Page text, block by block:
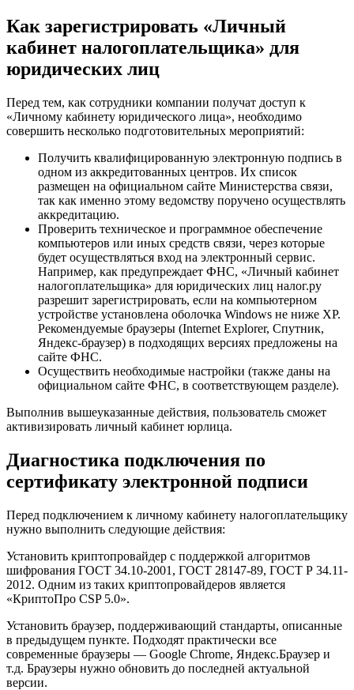
Как зарегистрировать «Личный
кабинет налогоплательщика» для
юридических лиц
Перед тем, как сотрудники компании получат доступ к
«Личному кабинету юридического лица», необходимо
совершить несколько подготовительных мероприятий:
Получить квалифицированную электронную подпись в
одном из аккредитованных центров. Их список
размещен на официальном сайте Министерства связи,
так как именно этому ведомству поручено осуществлять
аккредитацию.
Проверить техническое и программное обеспечение
компьютеров или иных средств связи, через которые
будет осуществляться вход на электронный сервис.
Например, как предупреждает ФНС, «Личный кабинет
налогоплательщика» для юридических лиц налог.ру
разрешит зарегистрировать, если на компьютерном
устройстве установлена оболочка Windows не ниже XP.
Рекомендуемые браузеры (Internet Explorer, Спутник,
Яндекс-браузер) в подходящих версиях предложены на
сайте ФНС.
Осуществить необходимые настройки (также даны на
официальном сайте ФНС, в соответствующем разделе).
Выполнив вышеуказанные действия, пользователь сможет
активизировать личный кабинет юрлица.
Диагностика подключения по
сертификату электронной подписи
Перед подключением к личному кабинету налогоплательщику
нужно выполнить следующие действия:
Установить криптопровайдер с поддержкой алгоритмов
шифрования ГОСТ 34.10-2001, ГОСТ 28147-89, ГОСТ Р 34.11-
2012. Одним из таких криптопровайдеров является
«КриптоПро CSP 5.0».
Установить браузер, поддерживающий стандарты, описанные
в предыдущем пункте. Подходят практически все
современные браузеры — Google Chrome, Яндекс.Браузер и
т.д. Браузеры нужно обновить до последней актуальной
версии.